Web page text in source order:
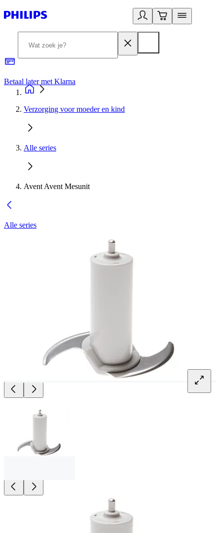
Betaal later met Klarna
Verzorging voor moeder en kind
Alle series
Avent Avent Mesunit
Alle series